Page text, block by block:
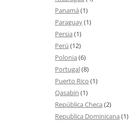
Panamá (1)
Paraguay(1)
Persia (1)
Perú (12)
Polonia (6)
Portugal(8)
Puerto Rico (1)
Qasabin (1)
República Checa (2)
Republica Dominicana (1)